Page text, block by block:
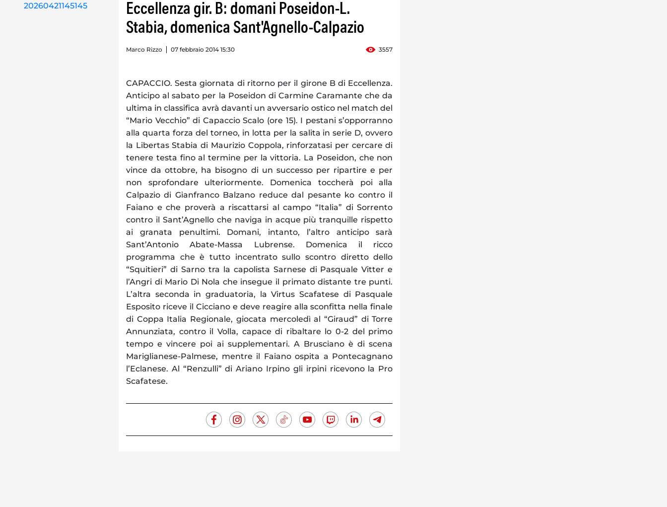
Eccellenza gir. B: domani Poseidon-L.
Stabia, domenica Sant'Agnello-Calpazio
Marco Rizzo 07 febbraio 2014 15:30 3557
CAPACCIO. Sesta giornata di ritorno per il girone B di Eccellenza.
Anticipo al sabato per la Poseidon di Carmine Caramante che da
ultima in classifica avrà davanti un avversario ostico nel match del
“Mario Vecchio” di Capaccio Scalo (ore 15). I pestani s’opporranno
alla quarta forza del torneo, in lotta per la salita in serie D, ovvero
la Libertas Stabia di Maurizio Coppola, rinforzatasi per cercare di
tenere testa fino al termine per la vittoria. La Poseidon, che non
vince da ottobre, ha bisogno di un successo per ripartire e per
non sprofondare ulteriormente. Domenica toccherà poi alla
Calpazio di Gianfranco Balzano reduce dal pesante ko contro il
Faiano e che proverà a riscattarsi al campo “Italia” di Sorrento
contro il Sant’Agnello che naviga in acque più tranquille rispetto
ai granata penultimi. Domani, intanto, l’altro anticipo sarà
Sant’Antonio Abate-Massa Lubrense. Domenica il ricco
programma che è tutto incentrato sullo scontro diretto dello
“Squitieri” di Sarno tra la capolista Sarnese di Pasquale Vitter e
l’Angri di Mario Di Nola che insegue il primato distante tre punti.
L’altra seconda in graduatoria, la Virtus Scafatese di Pasquale
Esposito riceve il Cicciano e deve reagire alla sconfitta nella finale
di Coppa Italia Regionale, giocata mercoledì al “Giraud” di Torre
Annunziata, contro il Volla, capace di ribaltare lo 0-2 del primo
tempo e vincere poi ai supplementari. A Brusciano è di scena
Mariglianese-Palmese, mentre il Faiano ospita a Pontecagnano
l’Eclanese. Al “Renzulli” di Ariano Irpino gli irpini ricevono la Pro
Scafatese.